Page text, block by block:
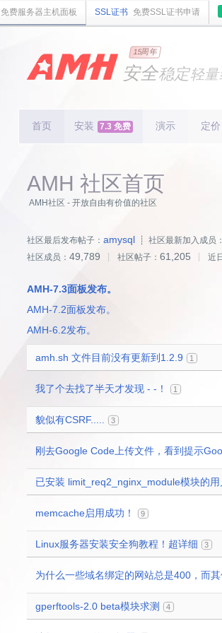
免费服务器主机面板 SSL证书 免费SSL证书申请
15周年
国内领先
安全稳定轻量
首页 安装 7.3 免费 演示 定价
AMH 社区首页
AMH社区 - 开放自由有价值的社区
社区最后发布帖子： amysql ┊ 社区最新加入成员
社区成员： 49,789 ┊ 社区帖子： 61,205 ┊ 近
AMH-7.3面板发布。
AMH-7.2面板发布。
AMH-6.2发布。
amh.sh 文件目前没有更新到1.2.9 1
我了个去找了半天才发现 - -！ 1
貌似有CSRF..... 3
刚去Google Code上传文件，看到提示
已安装 limit_req2_nginx_module模块的
memcache启用成功！ 9
Linux服务器安装安全狗教程！超详细 3
为什么一些域名绑定的网站总是400，而
gperftools-2.0 beta模块求测 4